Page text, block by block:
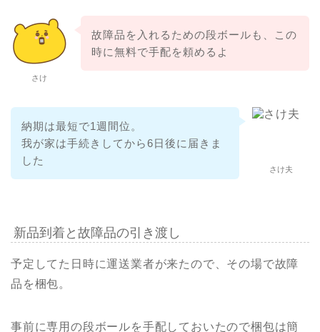
さけ
故障品を入れるための段ボールも、この
時に無料で手配を頼めるよ
さけ夫
納期は最短で1週間位。
我が家は手続きしてから6日後に届きま
した
新品到着と故障品の引き渡し
予定してた日時に運送業者が来たので、その場で故障
品を梱包。
事前に専用の段ボールを手配しておいたので梱包は簡